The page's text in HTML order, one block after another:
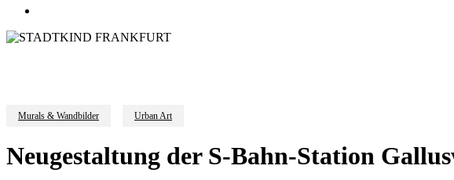
Murals & Wandbilder Urban Art
Neugestaltung der S-Bahn-Station